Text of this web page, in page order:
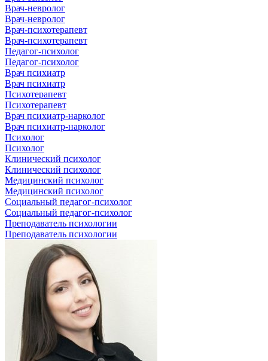
Врач-невролог
Врач-невролог
Врач-психотерапевт
Врач-психотерапевт
Педагог-психолог
Педагог-психолог
Врач психиатр
Врач психиатр
Психотерапевт
Психотерапевт
Врач психиатр-нарколог
Врач психиатр-нарколог
Психолог
Психолог
Клинический психолог
Клинический психолог
Медицинский психолог
Медицинский психолог
Социальный педагог-психолог
Социальный педагог-психолог
Преподаватель психологии
Преподаватель психологии